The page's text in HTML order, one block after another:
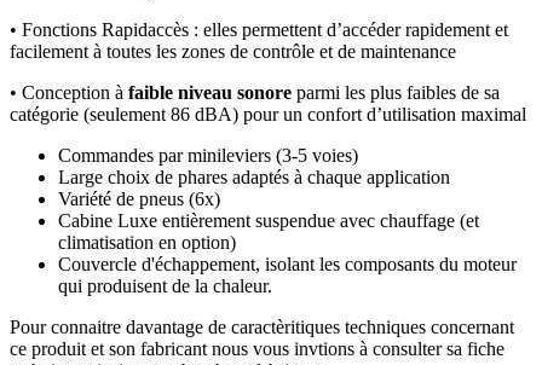
• Fonctions Rapidaccès : elles permettent d’accéder rapidement et
facilement à toutes les zones de contrôle et de maintenance
• Conception à faible niveau sonore parmi les plus faibles de sa
catégorie (seulement 86 dBA) pour un confort d’utilisation maximal
Commandes par minileviers (3-5 voies)
Large choix de phares adaptés à chaque application
Variété de pneus (6x)
Cabine Luxe entièrement suspendue avec chauffage (et
climatisation en option)
Couvercle d'échappement, isolant les composants du moteur
qui produisent de la chaleur.
Pour connaitre davantage de caractèritiques techniques concernant
ce produit et son fabricant nous vous invtions à consulter sa fiche